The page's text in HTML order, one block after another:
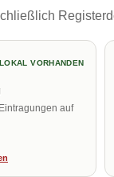
LOKAL VORHANDEN
auf